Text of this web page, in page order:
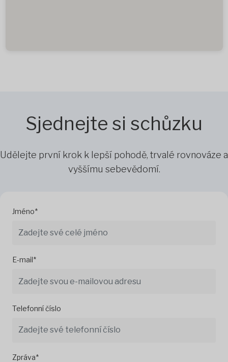
Sjednejte si schůzku
Udělejte první krok k lepší pohodě, trvalé rovnováze a
vyššímu sebevědomí.
Jméno*
E-mail*
Telefonní číslo
Zpráva*